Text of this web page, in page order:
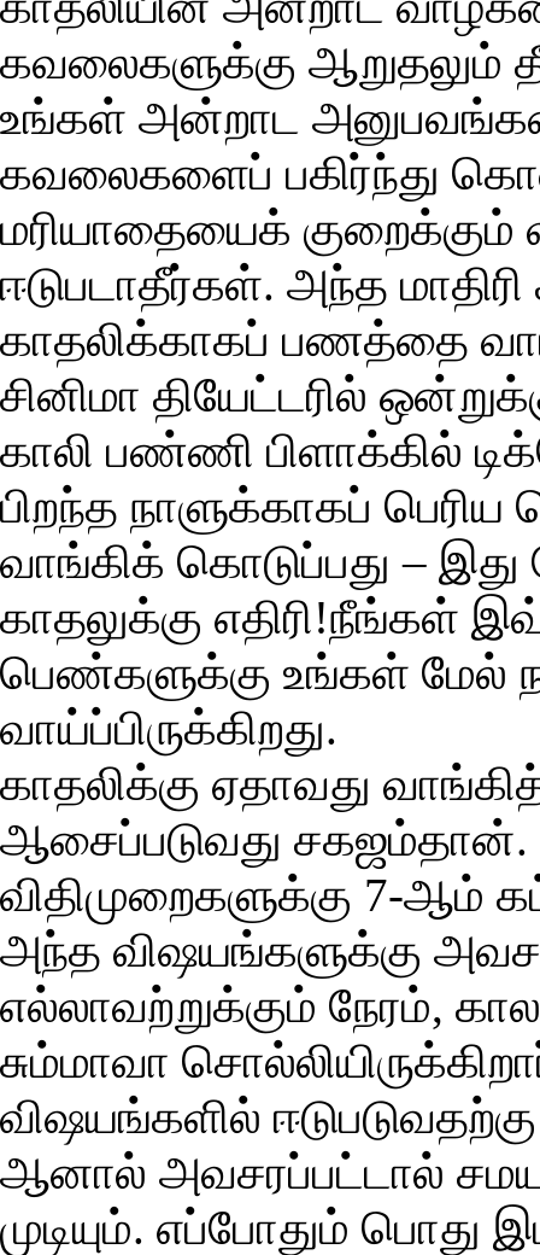
கவலைகளுக்கு ஆறுதலும்
உங்கள் அன்றாட
கவலைகளைப் பகிர்ந்து
மரியாதையைக்
ஈடுபடாதீர்கள். அந்த
காதலிக்காகப் பணத்தை
சினிமா தியேட்டரில்
காலி பண்ணி பிளாக்கில்
பிறந்த நாளுக்காகப்
வாங்கிக் கொடுப்பது –
காதலுக்கு எதிரி!நீங்கள்
பெண்களுக்கு உங்கள் மேல்
வாய்ப்பிருக்கிறது.
காதலிக்கு ஏதாவது
ஆசைப்படுவது
விதிமுறைகளுக்கு 7-ஆம்
அந்த விஷயங்களுக்கு
எல்லாவற்றுக்கும் நேரம்,
சும்மாவா
விஷயங்களில்
ஆனால் அவசரப்பட்டால்
முடியும். எப்போதும்